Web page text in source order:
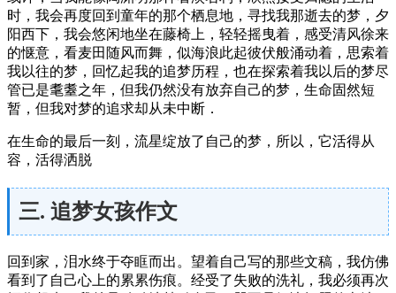
时，我会再度回到童年的那个栖息地，寻找我那逝去的梦，夕
阳西下，我会悠闲地坐在藤椅上，轻轻摇曳着，感受清风徐来
的惬意，看麦田随风而舞，似海浪此起彼伏般涌动着，思索着
我以往的梦，回忆起我的追梦历程，也在探索着我以后的梦尽
管已是耄耋之年，但我仍然没有放弃自己的梦，生命固然短
暂，但我对梦的追求却从未中断．
在生命的最后一刻，流星绽放了自己的梦，所以，它活得从
容，活得洒脱
三. 追梦女孩作文
回到家，泪水终于夺眶而出。望着自己写的那些文稿，我仿佛
看到了自己心上的累累伤痕。经受了失败的洗礼，我必须再次